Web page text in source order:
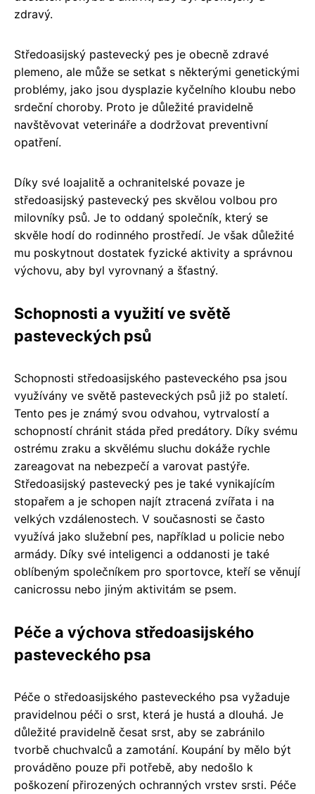
zdravý.
Středoasijský pastevecký pes je obecně zdravé
plemeno, ale může se setkat s některými genetickými
problémy, jako jsou dysplazie kyčelního kloubu nebo
srdeční choroby. Proto je důležité pravidelně
navštěvovat veterináře a dodržovat preventivní
opatření.
Díky své loajalitě a ochranitelské povaze je
středoasijský pastevecký pes skvělou volbou pro
milovníky psů. Je to oddaný společník, který se
skvěle hodí do rodinného prostředí. Je však důležité
mu poskytnout dostatek fyzické aktivity a správnou
výchovu, aby byl vyrovnaný a šťastný.
Schopnosti a využití ve světě
pasteveckých psů
Schopnosti středoasijského pasteveckého psa jsou
využívány ve světě pasteveckých psů již po staletí.
Tento pes je známý svou odvahou, vytrvalostí a
schopností chránit stáda před predátory. Díky svému
ostrému zraku a skvělému sluchu dokáže rychle
zareagovat na nebezpečí a varovat pastýře.
Středoasijský pastevecký pes je také vynikajícím
stopařem a je schopen najít ztracená zvířata i na
velkých vzdálenostech. V současnosti se často
využívá jako služební pes, například u policie nebo
armády. Díky své inteligenci a oddanosti je také
oblíbeným společníkem pro sportovce, kteří se věnují
canicrossu nebo jiným aktivitám se psem.
Péče a výchova středoasijského
pasteveckého psa
Péče o středoasijského pasteveckého psa vyžaduje
pravidelnou péči o srst, která je hustá a dlouhá. Je
důležité pravidelně česat srst, aby se zabránilo
tvorbě chuchvalců a zamotání. Koupání by mělo být
prováděno pouze při potřebě, aby nedošlo k
poškození přirozených ochranných vrstev srsti. Péče